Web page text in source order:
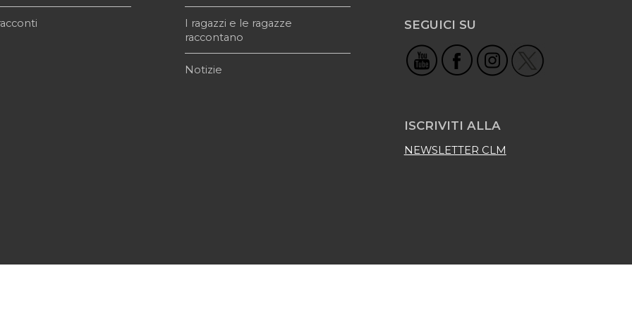
I ragazzi e le ragazze
raccontano
Notizie
SEGUICI SU
ISCRIVITI ALLA
NEWSLETTER CLM